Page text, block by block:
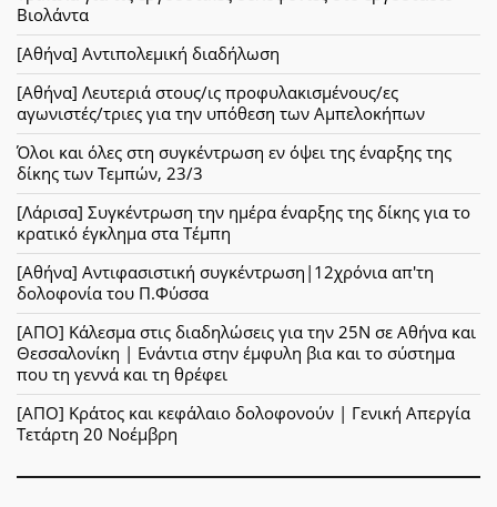
Βιολάντα
[Αθήνα] Αντιπολεμική διαδήλωση
[Αθήνα] Λευτεριά στους/ις προφυλακισμένους/ες
αγωνιστές/τριες για την υπόθεση των Αμπελοκήπων
Όλοι και όλες στη συγκέντρωση εν όψει της έναρξης της
δίκης των Τεμπών, 23/3
[Λάρισα] Συγκέντρωση την ημέρα έναρξης της δίκης για το
κρατικό έγκλημα στα Τέμπη
[Αθήνα] Αντιφασιστική συγκέντρωση|12χρόνια απ'τη
δολοφονία του Π.Φύσσα
[ΑΠΟ] Κάλεσμα στις διαδηλώσεις για την 25Ν σε Αθήνα και
Θεσσαλονίκη | Ενάντια στην έμφυλη βια και το σύστημα
που τη γεννά και τη θρέφει
[ΑΠΟ] Κράτος και κεφάλαιο δολοφονούν | Γενική Απεργία
Τετάρτη 20 Νοέμβρη